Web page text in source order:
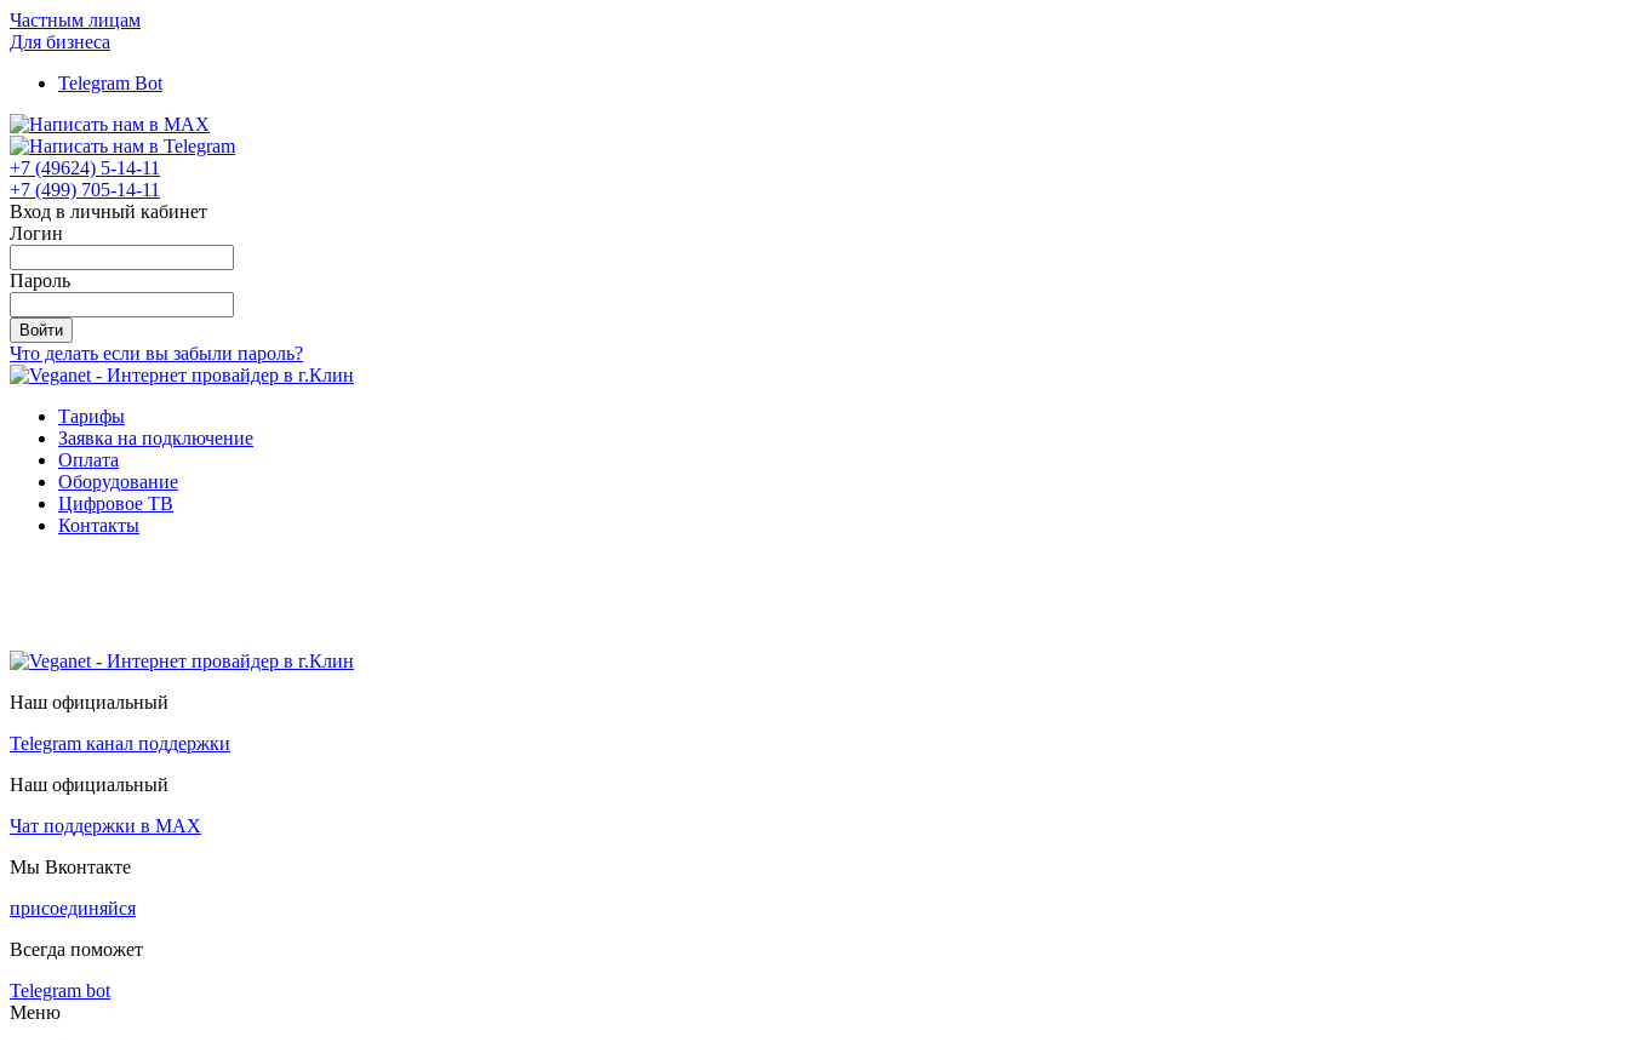
Частным лицам
Для бизнеса
Telegram Bot
+7 (49624) 5-14-11
+7 (499) 705-14-11
Вход в личный кабинет
Логин
Пароль
Войти
Что делать если вы забыли пароль?
Тарифы
Заявка на подключение
Оплата
Оборудование
Цифровое ТВ
Контакты
Наш официальный
Telegram канал поддержки
Наш официальный
Чат поддержки в МАХ
Мы Вконтакте
присоединяйся
Всегда поможет
Telegram bot
Меню